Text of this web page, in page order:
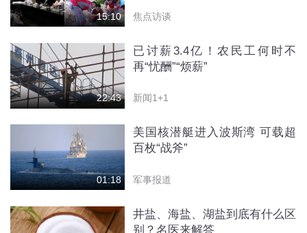
15:10 焦点访谈
22:43
已讨薪3.4亿！农民工何时不
再“忧酬”“烦薪”
新闻1+1
01:18
美国核潜艇进入波斯湾 可载超
百枚“战斧”
军事报道
井盐、海盐、湖盐到底有什么区
别？名医来解答